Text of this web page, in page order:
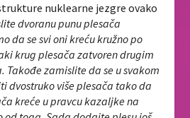
nuklearne jezgre ovako
dvoranu punu plesača
da se svi oni kreću kružno po
krug plesača zatvoren drugim
Takođe zamislite da se u svakom
dvostruko više plesača tako da
kreće u pravcu kazaljke na